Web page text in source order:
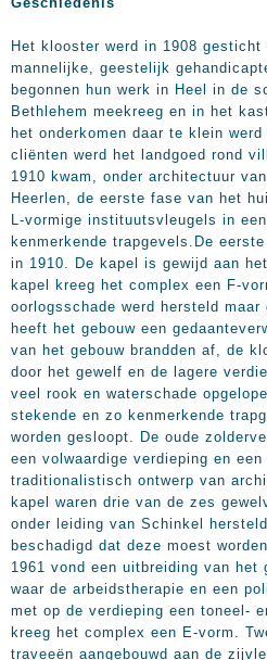
Het klooster werd in 1908
mannelijke, geestelijk
begonnen hun werk in Heel in de
Bethlehem meekreeg en in het
het onderkomen daar te klein
cliënten werd het landgoed rond
1910 kwam, onder architectuur
Heerlen, de eerste fase van het
L-vormige instituutsvleugels in
kenmerkende trapgevels.De
in 1910. De kapel is gewijd aan
kapel kreeg het complex een F-
oorlogsschade werd hersteld
heeft het gebouw een
van het gebouw brandden af, de
door het gewelf en de lagere
veel rook en waterschade
stekende en zo kenmerkende
worden gesloopt. De oude
een volwaardige verdieping en
traditionalistisch ontwerp van
kapel waren drie van de zes
onder leiding van Schinkel
beschadigd dat deze moest
1961 vond een uitbreiding van het
waar de arbeidstherapie en een
met op de verdieping een toneel-
kreeg het complex een E-vorm.
traveeën aangebouwd aan de